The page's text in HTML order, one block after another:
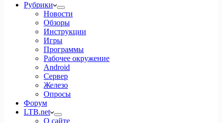
Рубрики
Новости
Обзоры
Инструкции
Игры
Программы
Рабочее окружение
Android
Сервер
Железо
Опросы
Форум
LTB.net
О сайте